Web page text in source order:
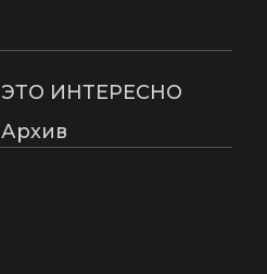
ЭТО ИНТЕРЕСНО
Архив